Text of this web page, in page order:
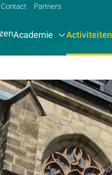
Contact Partners
Academie Activiteiten